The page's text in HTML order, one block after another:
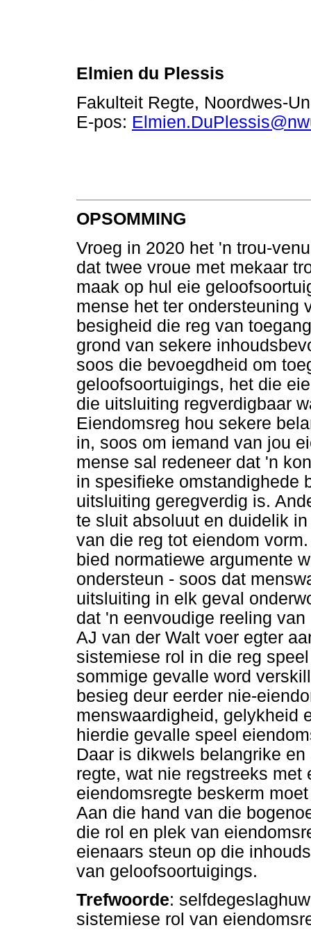
Elmien du Plessis
Fakulteit Regte, Noordwes-
E-pos:
OPSOMMING
Vroeg in 2020 het 'n trou-
dat twee vroue met mekaar
maak op hul eie
mense het ter ondersteuning
besigheid die reg van
grond van sekere
soos die bevoegdheid om
geloofsoortuigings, het die
die uitsluiting regverdigbaar
Eiendomsreg hou sekere
in, soos om iemand van jou
mense sal redeneer dat 'n
in spesifieke omstandighede
uitsluiting geregverdig is.
te sluit absoluut en duidelik
van die reg tot eiendom
bied normatiewe argumente
ondersteun - soos dat
uitsluiting in elk geval
dat 'n eenvoudige reeling
AJ van der Walt voer egter
sistemiese rol in die reg
sommige gevalle word
besieg deur eerder nie-
menswaardigheid, gelykheid
hierdie gevalle speel
Daar is dikwels belangrike
regte, wat nie regstreeks
eiendomsregte beskerm
Aan die hand van die
die rol en plek van
eienaars steun op die
van geloofsoortuigings.
Trefwoorde:
sistemiese rol van